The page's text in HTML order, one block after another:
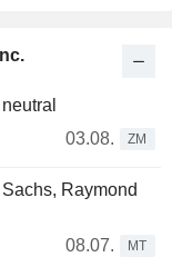
03.08.
ZM
Raymond
08.07.
MT